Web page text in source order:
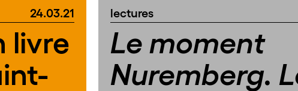
24.03.21
livre
lectures
Le moment
Nuremberg.